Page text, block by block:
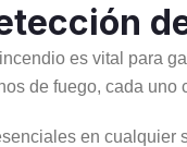
es vital para
de fuego, cada uno
en